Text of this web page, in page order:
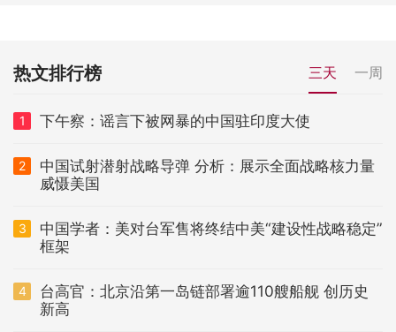
热文排行榜 三天 一周
1 下午察：谣言下被网暴的中国驻印度大使
2
中国试射潜射战略导弹 分析：展示全面战略核力量
威慑美国
3
中国学者：美对台军售将终结中美“建设性战略稳定”
框架
4
台高官：北京沿第一岛链部署逾110艘船舰 创历史
新高